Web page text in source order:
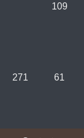
109
271
61